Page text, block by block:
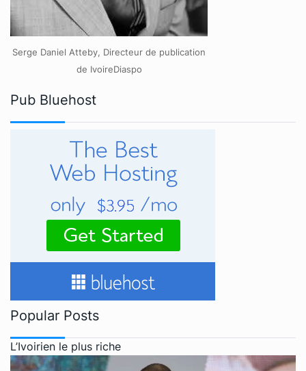
Serge Daniel Atteby, Directeur de publication
de IvoireDiaspo
Pub Bluehost
Popular Posts
L’Ivoirien le plus riche